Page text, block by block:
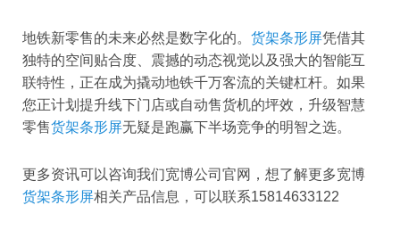
地铁新零售的未来必然是数字化的。 货架条形屏凭借其
独特的空间贴合度、震撼的动态视觉以及强大的智能互
联特性，正在成为撬动地铁千万客流的关键杠杆。如果
您正计划提升线下门店或自动售货机的坪效，升级智慧
零售货架条形屏无疑是跑赢下半场竞争的明智之选。
更多资讯可以咨询我们宽博公司官网，想了解更多宽博
货架条形屏相关产品信息，可以联系15814633122